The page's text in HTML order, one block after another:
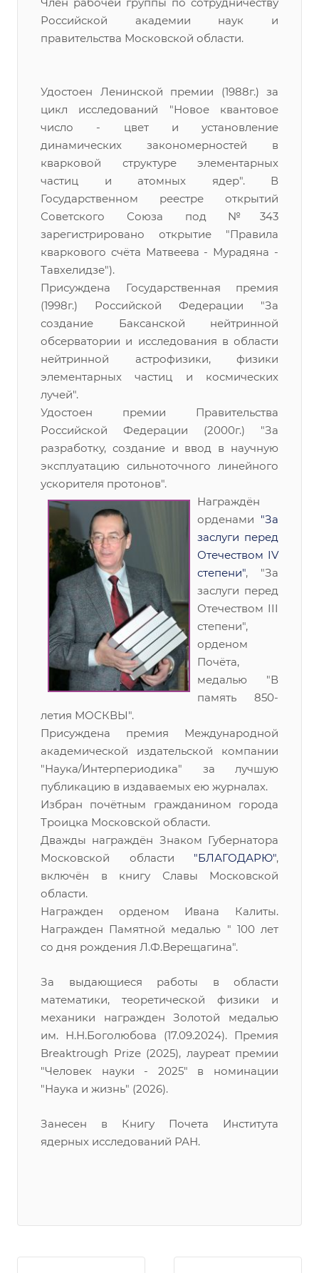
Российской академии наук и
правительства Московской области.
Удостоен Ленинской премии (1988г.) за
цикл исследований "Новое квантовое
число - цвет и установление
динамических закономерностей в
кварковой структуре элементарных
частиц и атомных ядер". В
Государственном реестре открытий
Советского Союза под №343
зарегистрировано открытие "Правила
кваркового счёта Матвеева - Мурадяна -
Тавхелидзе").
Присуждена Государственная премия
(1998г.) Российской Федерации "За
создание Баксанской нейтринной
обсерватории и исследования в области
нейтринной астрофизики, физики
элементарных частиц и космических
лучей".
Удостоен премии Правительства
Российской Федерации (2000г.) "За
разработку, создание и ввод в научную
эксплуатацию сильноточного линейного
ускорителя протонов".
Награждён
орденами "За
заслуги перед
Отечеством IV
степени", "За
заслуги перед
Отечеством III
степени",
орденом
Почёта,
медалью "В
память 850-
летия МОСКВЫ".
Присуждена премия Международной
академической издательской компании
"Наука/Интерпериодика" за лучшую
публикацию в издаваемых ею журналах.
Избран почётным гражданином города
Троицка Московской области.
Дважды награждён Знаком Губернатора
Московской области "БЛАГОДАРЮ",
включён в книгу Славы Московской
области.
Награжден орденом Ивана Калиты.
Награжден Памятной медалью " 100 лет
со дня рождения Л.Ф.Верещагина".
За выдающиеся работы в области
математики, теоретической физики и
механики награжден Золотой медалью
им. Н.Н.Боголюбова (17.09.2024). Премия
Breaktrough Prize (2025), лауреат премии
"Человек науки - 2025" в номинации
"Наука и жизнь" (2026).
Занесен в Книгу Почета Института
ядерных исследований РАН.